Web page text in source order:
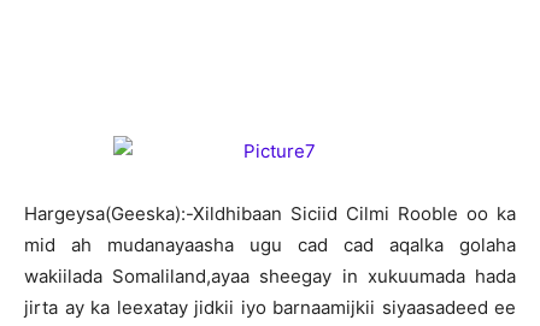
Hargeysa(Geeska):-Xildhibaan Siciid Cilmi Rooble oo ka
mid ah mudanayaasha ugu cad cad aqalka golaha
wakiilada Somaliland,ayaa sheegay in xukuumada hada
jirta ay ka leexatay jidkii iyo barnaamijkii siyaasadeed ee